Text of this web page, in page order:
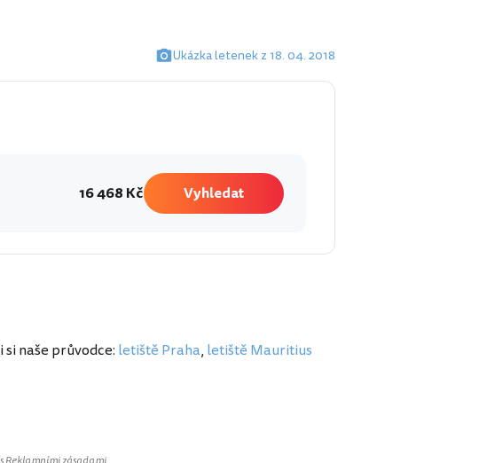
Ukázka letenek z 18. 04. 2018
16 468 Kč Vyhledat
naše průvodce: letiště Praha, letiště Mauritius